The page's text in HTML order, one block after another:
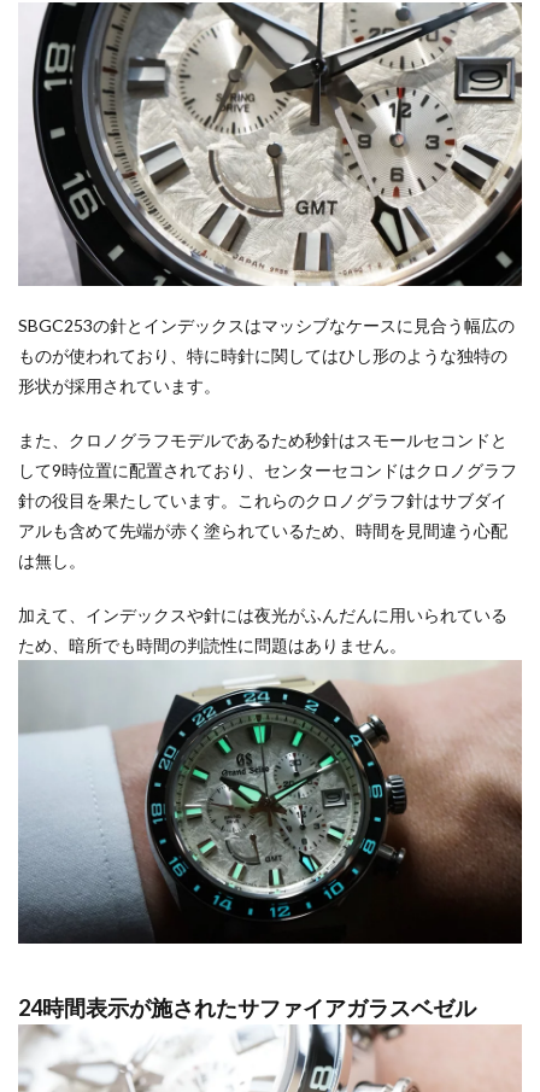
SBGC253の針とインデックスはマッシブなケースに見合う幅広の
ものが使われており、特に時針に関してはひし形のような独特の
形状が採用されています。
また、クロノグラフモデルであるため秒針はスモールセコンドと
して9時位置に配置されており、センターセコンドはクロノグラフ
針の役目を果たしています。これらのクロノグラフ針はサブダイ
アルも含めて先端が赤く塗られているため、時間を見間違う心配
は無し。
加えて、インデックスや針には夜光がふんだんに用いられている
ため、暗所でも時間の判読性に問題はありません。
24時間表示が施されたサファイアガラスベゼル